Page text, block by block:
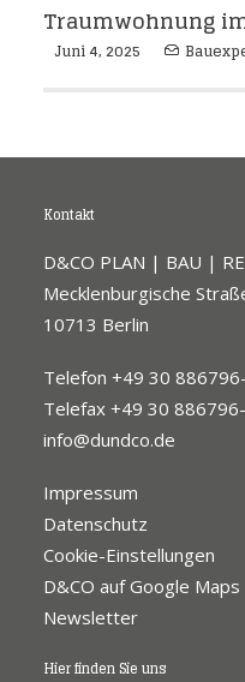
Traumwohnung
Juni 4, 2025
Kontakt
D&CO PLAN | BAU |
Mecklenburgische
10713 Berlin
Telefon +49 30
Telefax +49 30
info@dundco.de
Impressum
Datenschutz
Cookie-Einstellungen
D&CO auf Google Maps
Newsletter
Hier finden Sie uns